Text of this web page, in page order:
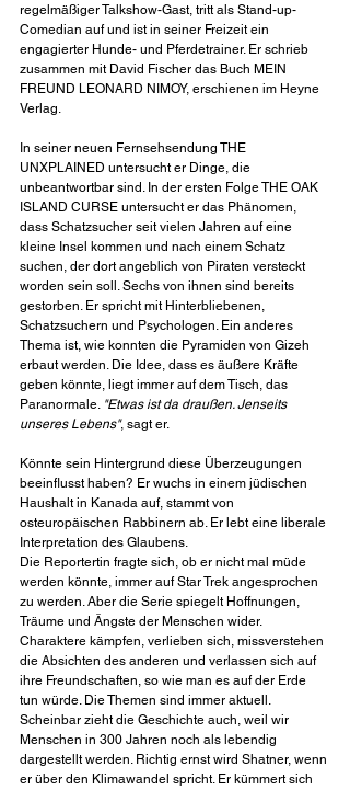
regelmäßiger Talkshow-Gast, tritt als Stand-up-
Comedian auf und ist in seiner Freizeit ein
engagierter Hunde- und Pferdetrainer. Er schrieb
zusammen mit David Fischer das Buch MEIN
FREUND LEONARD NIMOY, erschienen im Heyne
Verlag.
In seiner neuen Fernsehsendung THE
UNXPLAINED untersucht er Dinge, die
unbeantwortbar sind. In der ersten Folge THE OAK
ISLAND CURSE untersucht er das Phänomen,
dass Schatzsucher seit vielen Jahren auf eine
kleine Insel kommen und nach einem Schatz
suchen, der dort angeblich von Piraten versteckt
worden sein soll. Sechs von ihnen sind bereits
gestorben. Er spricht mit Hinterbliebenen,
Schatzsuchern und Psychologen. Ein anderes
Thema ist, wie konnten die Pyramiden von Gizeh
erbaut werden. Die Idee, dass es äußere Kräfte
geben könnte, liegt immer auf dem Tisch, das
Paranormale. "Etwas ist da draußen. Jenseits
unseres Lebens", sagt er.
Könnte sein Hintergrund diese Überzeugungen
beeinflusst haben? Er wuchs in einem jüdischen
Haushalt in Kanada auf, stammt von
osteuropäischen Rabbinern ab. Er lebt eine liberale
Interpretation des Glaubens.
Die Reportertin fragte sich, ob er nicht mal müde
werden könnte, immer auf Star Trek angesprochen
zu werden. Aber die Serie spiegelt Hoffnungen,
Träume und Ängste der Menschen wider.
Charaktere kämpfen, verlieben sich, missverstehen
die Absichten des anderen und verlassen sich auf
ihre Freundschaften, so wie man es auf der Erde
tun würde. Die Themen sind immer aktuell.
Scheinbar zieht die Geschichte auch, weil wir
Menschen in 300 Jahren noch als lebendig
dargestellt werden. Richtig ernst wird Shatner, wenn
er über den Klimawandel spricht. Er kümmert sich